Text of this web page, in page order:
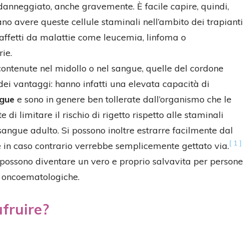
anche gravemente. È facile capire, quindi,
avere queste cellule staminali nell’ambito dei trapianti
da malattie come leucemia, linfoma o
nel midollo o nel sangue, quelle del cordone
vantaggi: hanno infatti una elevata capacità di
e sono in genere ben tollerate dall’organismo che le
di limitare il rischio di rigetto rispetto alle staminali
adulto. Si possono inoltre estrarre facilmente dal
in caso contrario verrebbe semplicemente gettato via.[ 1 ]
diventare un vero e proprio salvavita per persone